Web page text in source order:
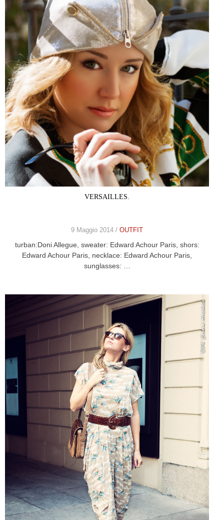
VERSAILLES.
9 Maggio 2014 / OUTFIT
turban:Doni Allegue, sweater: Edward Achour Paris, shors:
Edward Achour Paris, necklace: Edward Achour Paris,
sunglasses: …